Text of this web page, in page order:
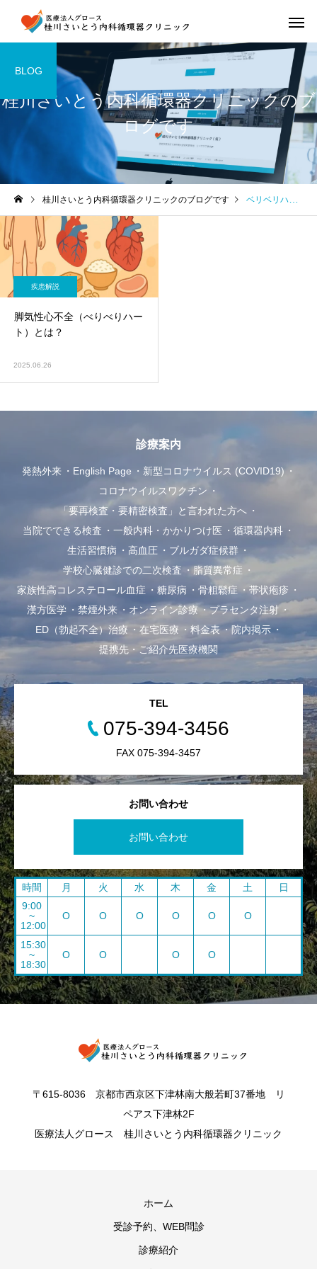
桂川さいとう内科循環器クリニックのブ
ログです
BLOG
桂川さいとう内科循環器クリニックのブログです ベリベリハート
疾患解説
脚気性心不全（べりべりハー
ト）とは？
2025.06.26
診療案内
発熱外来 English Page
新型コロナウイルス (COVID19)
コロナウイルスワクチン
「要再検査・要精密検査」と言われた方へ
当院でできる検査
一般内科・かかりつけ医
循環器内科
生活習慣病
高血圧
ブルガダ症候群
学校心臓健診での二次検査
脂質異常症
家族性高コレステロール血症
糖尿病 骨粗鬆症
帯状疱疹
漢方医学
禁煙外来 オンライン診療
プラセンタ注射
ED（勃起不全）治療
在宅医療 料金表
院内掲示
提携先・ご紹介先医療機関
お問い合わせ
お問い合わせ
TEL
075-394-3456
FAX 075-394-3457
時間 月 火 水 木 金 土
日
9:00
~
12:00
O O O O O O
15:30
~
18:30
O O O O
〒615-8036 京都市西京区下津林南大般若町37番地 リ
ペアス下津林2F
医療法人グロース 桂川さいとう内科循環器クリニック
ホーム
受診予約、WEB問診
診療紹介